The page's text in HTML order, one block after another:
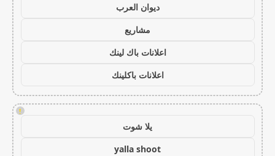
ديوان العرب
مشاريع
اعلانات باك لينك
اعلانات باكلينك
!
يلا شوت
yalla shoot